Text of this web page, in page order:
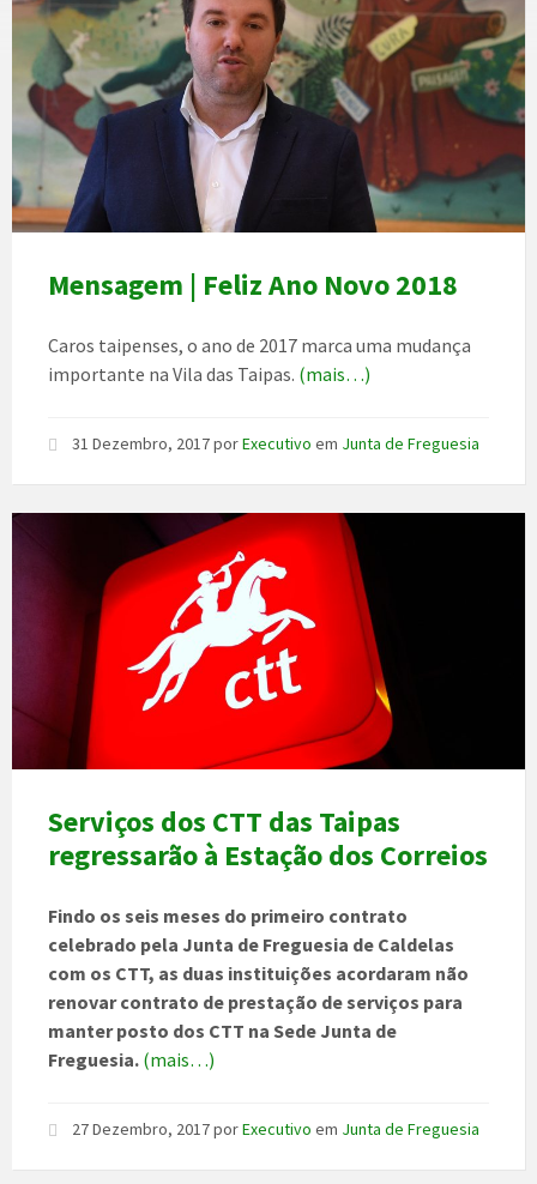
Mensagem | Feliz Ano Novo 2018
Caros taipenses, o ano de 2017 marca uma mudança
importante na Vila das Taipas. (mais…)
31 Dezembro, 2017porExecutivo em Junta de Freguesia
Serviços dos CTT das Taipas
regressarão à Estação dos Correios
Findo os seis meses do primeiro contrato
celebrado pela Junta de Freguesia de Caldelas
com os CTT, as duas instituições acordaram não
renovar contrato de prestação de serviços para
manter posto dos CTT na Sede Junta de
Freguesia. (mais…)
27 Dezembro, 2017porExecutivo em Junta de Freguesia